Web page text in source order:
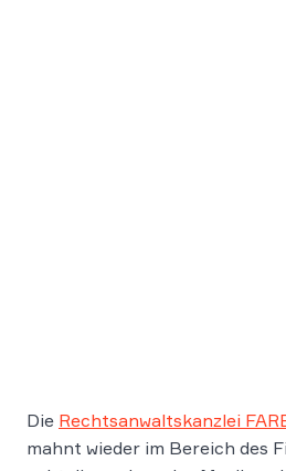
Die Rechtsanwaltskanzlei
mahnt wieder im Bereich des